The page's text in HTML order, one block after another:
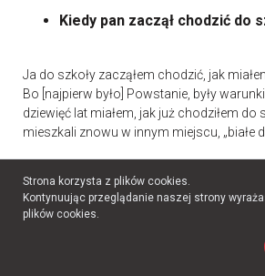
Kiedy pan zaczął chodzić do
Ja do szkoły zacząłem chodzić, jak
Bo [najpierw było] Powstanie, były
dziewięć lat miałem, jak już chodziłem do
mieszkali znowu w innym miejscu, „białe
To tam gdzie jest ulica Krasińskiego,
Elbląską, teraz tam są domy. Tam później
tym miejscu Instytut Lotnictwa, taki
Strona korzysta z plików cookies.
Kontynuując przeglądanie naszej strony
plików cookies.